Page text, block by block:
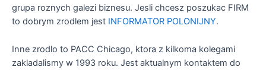
grupa roznych galezi biznesu. Jesli chcesz poszukac FIRM
to dobrym zrodlem jest INFORMATOR POLONIJNY.
Inne zrodlo to PACC Chicago, ktora z kilkoma kolegami
zakladalismy w 1993 roku. Jest aktualnym kontaktem do